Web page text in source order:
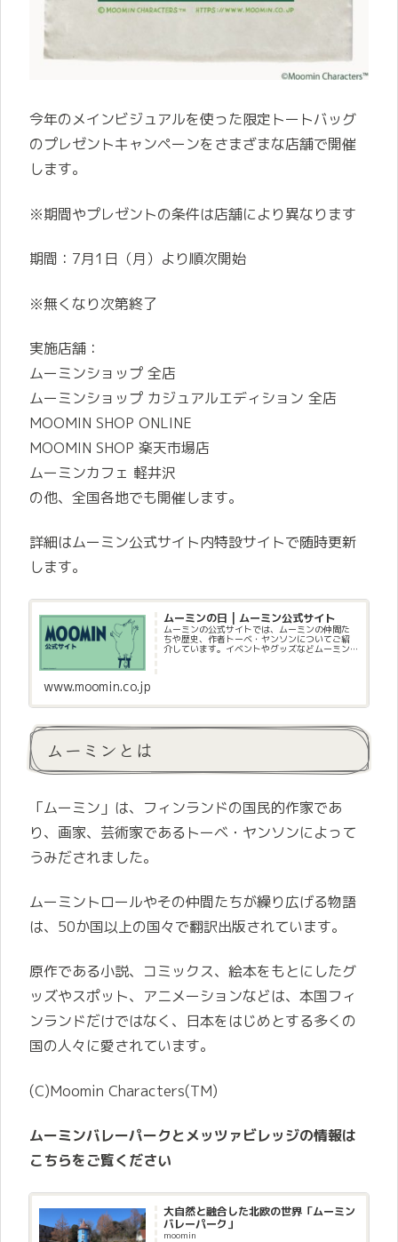
今年のメインビジュアルを使った限定トートバッグ
のプレゼントキャンペーンをさまざまな店舗で開催
します。
※期間やプレゼントの条件は店舗により異なります
期間：7月1日（月）より順次開始
※無くなり次第終了
実施店舗：
ムーミンショップ 全店
ムーミンショップ カジュアルエディション 全店
MOOMIN SHOP ONLINE
MOOMIN SHOP 楽天市場店
ムーミンカフェ 軽井沢
の他、全国各地でも開催します。
詳細はムーミン公式サイト内特設サイトで随時更新
します。
ムーミンの日 | ムーミン公式サイト
ムーミンの公式サイトでは、ムーミンの仲間た
ちや歴史、作者トーベ・ヤンソンについてご紹
介しています。イベントやグッズなどムーミン
www.moomin.co.jp
ムーミンとは
「ムーミン」は、フィンランドの国民的作家であ
り、画家、芸術家であるトーベ・ヤンソンによって
うみだされました。
ムーミントロールやその仲間たちが繰り広げる物語
は、50か国以上の国々で翻訳出版されています。
原作である小説、コミックス、絵本をもとにしたグ
ッズやスポット、アニメーションなどは、本国フィ
ンランドだけではなく、日本をはじめとする多くの
国の人々に愛されています。
(C)Moomin Characters(TM)
ムーミンバレーパークとメッツァビレッジの情報は
こちらをご覧ください
大自然と融合した北欧の世界「ムーミン
バレーパーク」
moomin